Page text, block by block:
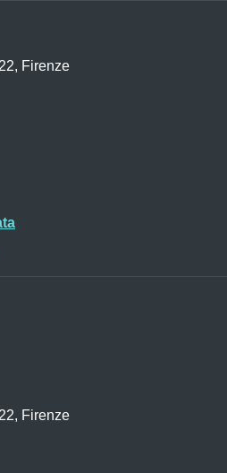
Firenze
Firenze